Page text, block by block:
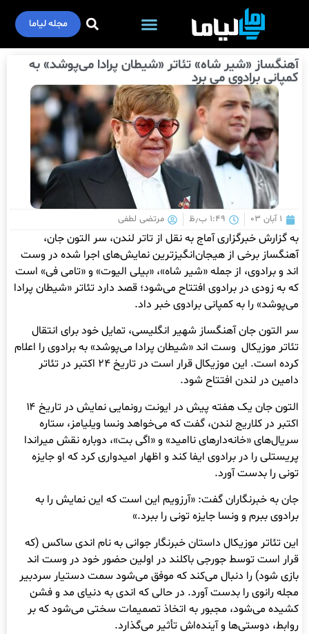
مجله لیاما
آهنگساز «شیر شاه» تئاتر «شیطان پرادا می‌پوشد» به
کمپانی برادوی می برد
۱ آبان ۰۳ ۱:۴۹ ب٫ظ مرتضی لطفی
به گزارش خبرگزاری آماج به نقل از تاتر لندن، سر التون جان،
آهنگساز برخی از هیجان‌انگیزترین نمایش‌های اجرا شده در وست
اند و برادوی، از جمله «شیر شاه»، «بیلی الیوت» و «تامی فی» است
که به زودی در برادوی افتتاح می‌شود؛ قصد دارد تئاتر «شیطان پرادا
می‌پوشد» را به کمپانی برادوی خبر داد.
سر التون جان آهنگساز شهیر انگلیسی، تمایل خود برای انتقال
تئاتر موزیکال وست اند «شیطان پرادا می‌پوشد» به برادوی را اعلام
کرده است. این موزیکال قرار است در تاریخ ۲۴ اکتبر در تئاتر
دامین در لندن افتتاح شود.
التون جان یک هفته پیش در ایونت رونمایی نمایش در تاریخ ۱۴
اکتبر در کلاریج لندن، گفت که می‌خواهد ونسا ویلیامز، ستاره
سریال‌های «خانه‌دارهای ناامید» و «اگی بت»، دوباره نقش میراندا
پریستلی را در برادوی ایفا کند و اظهار امیدواری کرد که او جایزه
تونی را بدست آورد.
جان به خبرنگاران گفت: «آرزویم این است که این نمایش را به
برادوی ببرم و ونسا جایزه تونی را ببرد.»
این تئاتر موزیکال داستان خبرنگار جوانی به نام اندی ساکس (که
قرار است توسط جورجی باکلند در اولین حضور خود در وست اند
بازی شود) را دنبال می‌کند که موفق می‌شود سمت دستیار سردبیر
مجله رانوی را بدست آورد. در حالی که اندی به دنیای مد و فشن
کشیده می‌شود، مجبور به اتخاذ تصمیمات سختی می‌شود که بر
روابط، دوستی‌ها و آینده‌اش تأثیر می‌گذارد.